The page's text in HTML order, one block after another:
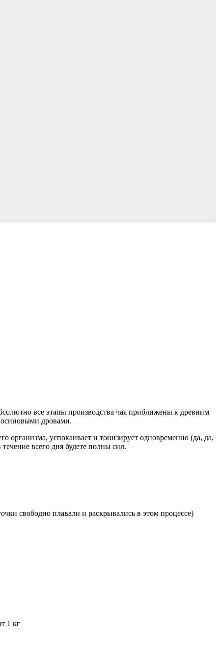
все этапы производства чая приближены к древним
осиновыми дровами.
организма, успокаивает и тонизирует одновременно (да, да,
всего дня будете полны сил.
свободно плавали и раскрывались в этом процессе)
1 кг